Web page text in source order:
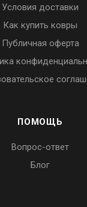
Условия доставки
Как купить ковры
Публичная оферта
ПОМОЩЬ
Вопрос-ответ
Блог